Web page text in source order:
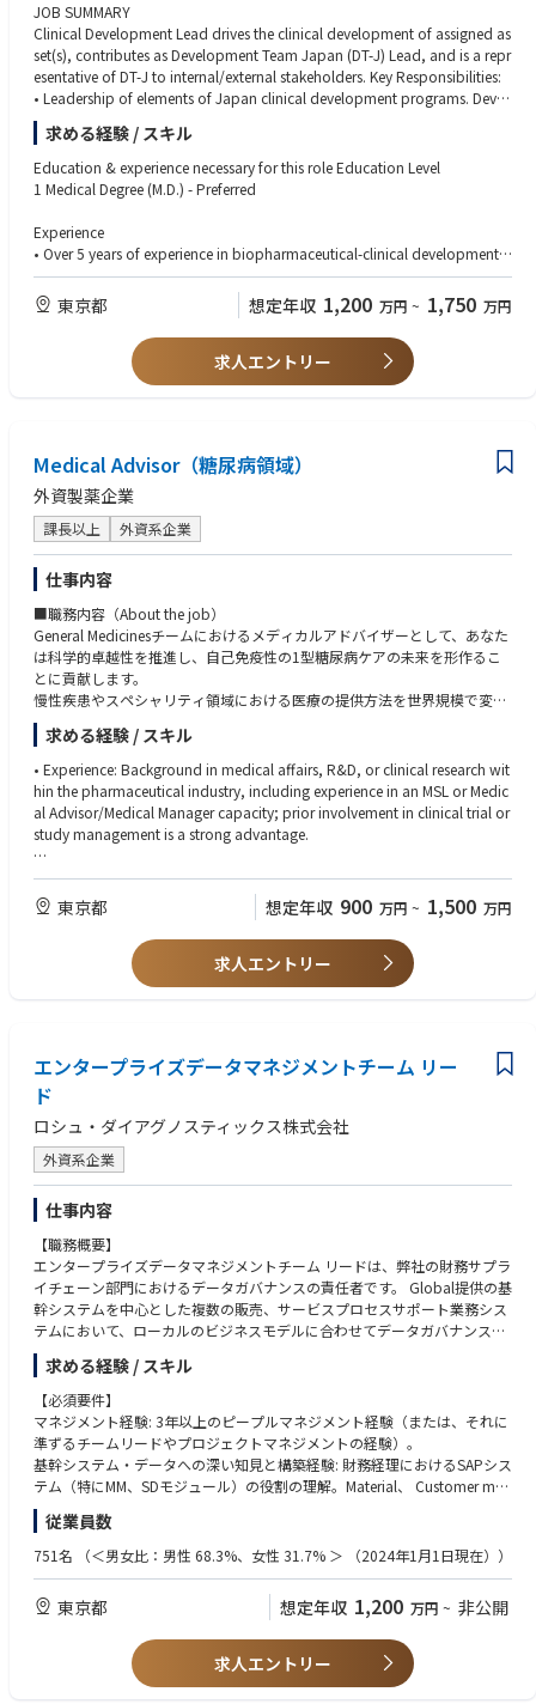
■入社後の流れ
入社後は、まず全社オリエンテーションを実施します。
その後、社内にて営業およびアプリケーションスタッフによるトレーニン
グを行い、OJTへと進みます。
研修期間はスキル・経験に応じて1～3ヶ月程度を想定しており、状況に応
じて柔軟に調整します。
■本ポジションの魅力
本ポジションは、裁量を持って営業活動ができ、社内外の多くのメンバー
■サーモフィッシャーサイエンティフィックについて
私たちは「世界をより健康で、より清潔、より安全な場所にするために、
お客さまに製品・サービスを提供する」
ことをミッションとして掲げ、サイエンスの発展を支援しています。
https://jbpress.ismedia.jp/ts/thermofisherscientific/
JOB SUMMARY
Clinical Development Lead drives the clinical development of assigned as
set(s), contributes as Development Team Japan (DT-J) Lead, and is a repr
esentative of DT-J to internal/external stakeholders. Key Responsibilities:
• Leadership of elements of Japan clinical development programs. Devel
opment and execution of Clinical Development Plan (CDP) in collaborati
on with Global Asset Team or relevant Global functions
• Accountabilities as a country level for strategic design and delivery of C
DP for assigned asset(s) in line with the target product profiles (TPP) and
access considerations
• Optimization of studies / programs for complexity, schedule, cost, qua
lity
nted
• Incorporation of clinical / medical science insights into the clinical devel
opment strategy, plans and study designs
key documents (e.g., trial protocols, Investigator’s Brochures, CSRs, regul
• Support market access, commercialization, and maintenance of produ
ct licenses for assigned asset(s)
Major Accountabilities:
d internal stakeholders (e.g., Medical Affairs, Commercial, Pharmacovigil
ance) to meet objectives. Well contributed and engaged global Asset Tea
m and relevant global functions
• Strategy: Provide Japan input and contribute to the development and r
evisions of CDPs, ensuring alignment with TPP
• Regulatory Submissions: Contribute to clinical components of regulato
ry submissions in Japan including development of briefing book and an
swers for questions from HA, ensuring timely delivery
• External Collaboration: As the medical / scientific expert, develop and
manage a network of Japan external stakeholders (e.g., regulatory autho
rities, key opinion leaders, patient advocacy groups)
• Compliance: Ensure program compliance with regulations, SOPs, and
quality standards.
• Knowledge Sharing: Share clinical program knowledge across the orga
nization and ensure lessons learned are applied to future programs
MAJOR ACCOUNTABILITIES Describe the main accountabilities for this rol
e including significant tasks, responsibilities and projects
ams and studies for assigned asset(s) and applicable indications
b. Responsible for providing Japan inputs, defending and updating clini
cal development plan (CDP) / clinical study design for each indication fo
r the assigned asset, in line with TPP and Japan regulatory (post-approv
al) requirements in collaboration with Global Asset Team or relevant Glo
bal functions
c. Responsible for integrating up-to-date scientific/medical, statistical, Ja
panese regulatory/HTA, patient and clinical operations insights into a fit-f
or-purpose CDP/study concept/study protocol considering reduction of
overall protocol complexity
d. Accountable for overseeing the ongoing evaluation of study efficacy/s
afety and data quality, effectively and efficiently interact with partners, k
ey opinion leaders and investigators
e. Accountable for the ongoing evaluation of the benefit/risk ratio of the
f. Accountable for result interpretation (RIM) and reporting (CSR)
2. Responsible to lead Japan Development Team (DT-J) assigned asset(s)
in a matrix organization
3. Responsible to lead the clinical team in the planning and timely execut
ion of high quality clinical components of regulatory submissions for the
indication(s)/formulation(s); contributes to the development and finaliz
ation of Japan clinical submission documents
4. Responsible to present and justify Japan clinical development strategi
y level) and external stakeholders (Regulatory Authorities, strategic partne
rs)
5. Responsible for providing drug development and therapeutic expertis
e to Business Development by contributing to the evaluation of licensing-
apan Investigators and Key Opinion Leaders within the scope of the role
求める経験 / スキル
Education & experience necessary for this role Education Level
1 Medical Degree (M.D.) - Preferred
Experience
• Over 5 years of experience in biopharmaceutical-clinical development is
required, including experience of strategic design of global clinical progr
ams, oversight of the planning and simultaneous delivery of multiple clin
ical studies, attendance at meetings with regulatory authorities and appli
cable external stakeholders and clinical contribution to regulatory submi
ssions and life cycle management.
• Preferably has previously led a part or an entire clinical program
東京都 想定年収 1,200 万円 ~ 1,750 万円
求人エントリー
Medical Advisor（糖尿病領域）
外資製薬企業
課長以上 外資系企業
仕事内容
■職務内容（About the job）
General Medicinesチームにおけるメディカルアドバイザーとして、あなた
は科学的卓越性を推進し、自己免疫性の1型糖尿病ケアの未来を形作るこ
とに貢献します。
慢性疾患やスペシャリティ領域における医療の提供方法を世界規模で変革
するチームに参加し、糖尿病、移植、免疫領域で患者さんにとって意味の
ある成果を生み出すことに携わります。そこには、患者さんが望む規模と
緊急性があります。
本ポジションは日本拠点で、メディカルヘッドにレポートします。科学・
戦略・患者インパクトの交差点で働き、地域チームおよびグローバルチー
ムと連携しながら、まさに先駆的な治療領域を前進させていきます。
1型糖尿病に関する日本のメディカルプランの策定・実行を支援し、医療
コンテンツに対する科学的インプットを提供する。さらに、規制当局との
やり取りやライフサイクル計画などを含む部門横断の取り組みに貢献す
医療コミュニケーション活動をリードおよび支援する（例：出版計画、学
インサイトを収集して共有することで戦略に反映し、糖尿病領域における
存在感を強化する。
会社主導の臨床研究および、外部スポンサーによる研究コラボレーション
を計画・実行する（例：承認後研究、研究者主導研究（Investigator-Spon
sored Studies））。これにより、意味のあるリアルワールドエビデンスを
創出する。
内部・外部の専門家と協働し、**リアルワールドデータ（RWD）**を分析
して、1型糖尿病の理解を深め、エビデンスに基づく意思決定を支援す
る。
メディカル・サイエンス・リエゾン（MSL）およびグローバルのメディカ
ルチームと連携し、医療従事者および患者のニーズの変化に対応するフィ
ールド戦略を策定する。
すべての医療活動を、科学的誠実性の最高水準で実施し、適用される規制
求める経験 / スキル
• Experience: Background in medical affairs, R&D, or clinical research wit
hin the pharmaceutical industry, including experience in an MSL or Medic
al Advisor/Medical Manager capacity; prior involvement in clinical trial or
study management is a strong advantage.
• Technical skills: Strong scientific acumen in a relevant therapeutic area (i
mmunology, endocrinology, or related field); ability to critically analyze
and interpret clinical and real-world data; experience in medical writing
and publication activities.
• Soft skills: Strategic thinking with the ability to operate independently w
• Education: Advanced degree (MD, PhD, PharmD, or equivalent) in a rele
vant medical or scientific discipline, or an equivalent combination of ed
ucation and experience.
• Languages: Fluent in Japanese; business-level English (reading and writi
ng) required.
東京都 想定年収 900 万円 ~ 1,500 万円
求人エントリー
エンタープライズデータマネジメントチーム リー
ド
ロシュ・ダイアグノスティックス株式会社
外資系企業
仕事内容
【職務概要】
エンタープライズデータマネジメントチーム リードは、弊社の財務サプラ
イチェーン部門におけるデータガバナンスの責任者です。 Global提供の基
幹システムを中心とした複数の販売、サービスプロセスサポート業務シス
テムにおいて、ローカルのビジネスモデルに合わせてデータガバナンスの
枠組みを作り、データの正確性と整合性を常に担保し、コマーシャルオペ
レーションが円滑かつタイムリーに実行します。また、グローバルテンプ
レートに準拠した新たなマスターデータ（Contract data等）の導入、お
よびMaterial/Customer master/Equipment master等のメンテナンスを最
適化するための新しいポリシー・プロセスの策定を主導します。 変化の速
いビジネスの中で、プロセスの説明責任を果たしながらプロセスの標準化
やデジタル化を推進し、部下を育成することで持続可能なデータ基盤を作
することが求められます。
【主な職務内容】
1. チームマネジメントおよびピープルディベロップメント
組織の統括: チームメンバー（含派遣社員）の業務とその進捗を可視化、
ォーミング組織と強固なデータマネジメント基盤を構築する。
人材育成: メンバーのスキルアップ（データ分析能力、SAP習熟度など）を
求める経験 / スキル
【必須要件】
マネジメント経験: 3年以上のピープルマネジメント経験（または、それに
準ずるチームリードやプロジェクトマネジメントの経験）。
基幹システム・データへの深い知見と構築経験: 財務経理におけるSAPシス
テム（特にMM、SDモジュール）の役割の理解。Material、 Customer mas
ter等の管理・改善経験、またはContract data（契約データ）などの新し
いマスターデータ・ポリシーの策定やプロセスを構築した経験。
プロセス改善および高いコミュニケーション能力: 複雑なデータフローや
してプロセスの重要性を論理的に説明し、改善を巻き込む能力（ビジネス
要件をシステム/データ要件へ翻訳できるスキル）。
語学力: ビジネスレベルの英語力（グローバルのIT/プロジェクトマネジメ
ントチームとの会議出席、メール、システム仕様変更に関する交渉が可能
従業員数
751名 （＜男女比：男性 68.3%、女性 31.7% ＞ （2024年1月1日現在））
東京都 想定年収 1,200 万円 ~ 非公開
求人エントリー